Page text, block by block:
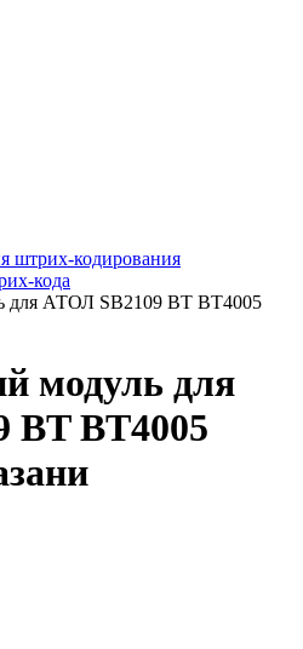
штрих-кодирования
кода
для АТОЛ SB2109 BT BT4005
модуль для
BT BT4005